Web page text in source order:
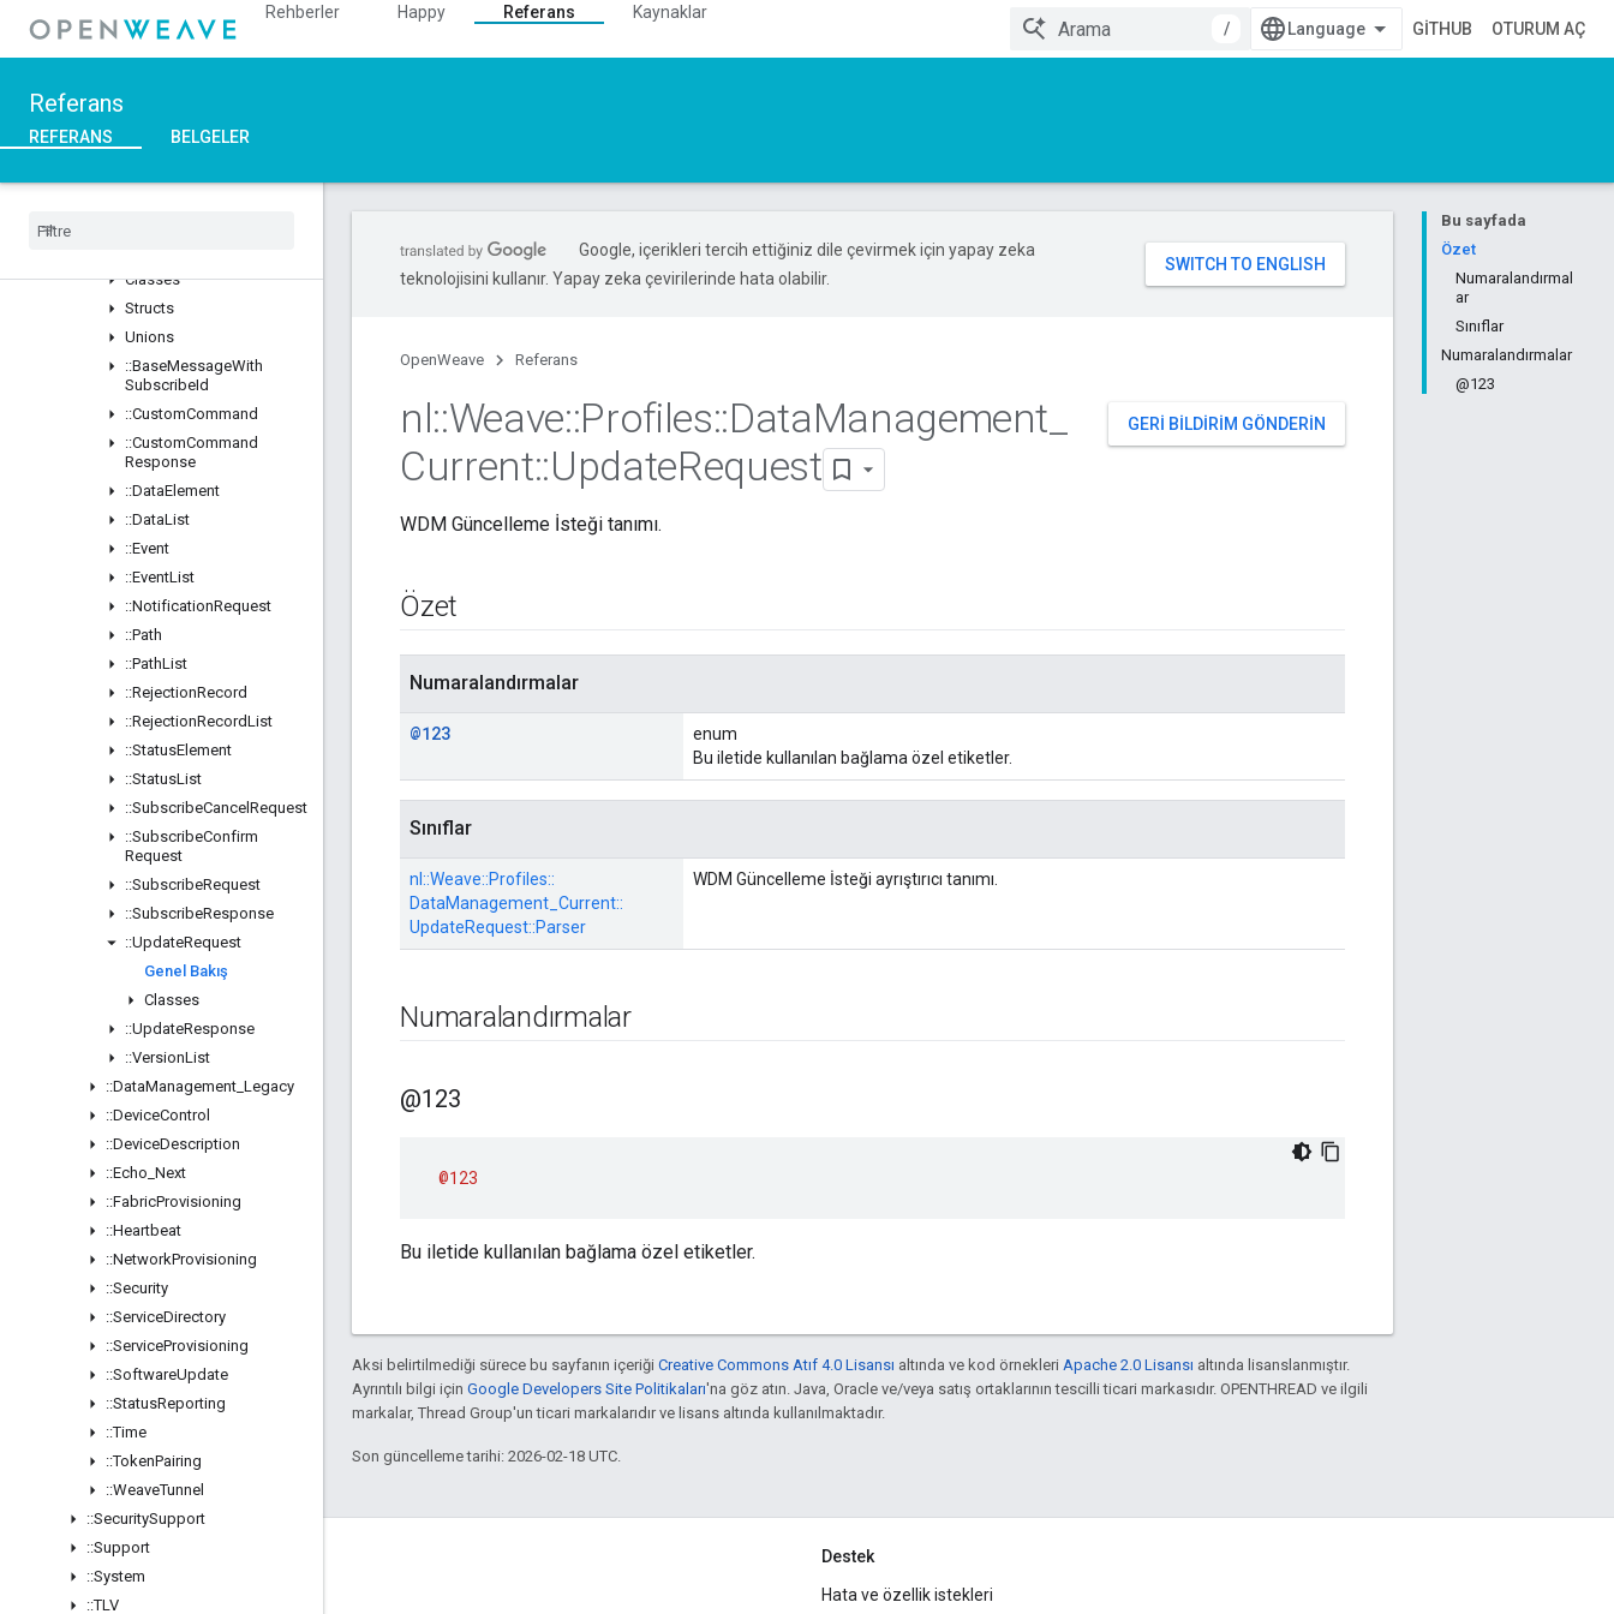
Rehberler Happy Referans
Kaynaklar
/
GITHUB OTURUM AÇ
Referans
REFERANS BELGELER
::DeviceManager
Classes
::BDX_Current
Classes
Structs
Unions
::BaseMessageWith
SubscribeId
::CustomCommand
::CustomCommand
Response
::DataElement
::DataList
::Event
::EventList
::NotificationRequest
::Path
::PathList
::RejectionRecord
::RejectionRecordList
::StatusElement
::StatusList
::SubscribeCancel Request
::SubscribeConfirm
Request
::SubscribeRequest
::SubscribeResponse
::UpdateRequest
Genel Bakış
Classes
::UpdateResponse
::VersionList
::DataManagement Legacy
::DeviceControl
::DeviceDescription
::Echo Next
::FabricProvisioning
::Heartbeat
::NetworkProvisioning
::Security
::ServiceDirectory
::ServiceProvisioning
::SoftwareUpdate
::StatusReporting
::Time
::TokenPairing
::WeaveTunnel
::SecuritySupport
::Support
::System
::TLV
Bu sayfada
Özet
Numaralandırmal
ar
Sınıflar
Numaralandırmalar
@123
Google, içerikleri tercih ettiğiniz dile çevirmek için yapay zeka
teknolojisini kullanır. Yapay zeka çevirilerinde hata olabilir.
OpenWeave Referans
GERI BILDIRIM GÖNDERIN
nl::Weave::Profiles::DataManagement
Current::UpdateRequest
WDM Güncelleme İsteği tanımı.
Özet
Numaralandırmalar
@123
enum
Bu iletide kullanılan bağlama özel etiketler.
Sınıflar
nl::Weave::Profiles::
DataManagement_Current::
UpdateRequest::Parser
WDM Güncelleme İsteği ayrıştırıcı tanımı.
Numaralandırmalar
@123
@123
Bu iletide kullanılan bağlama özel etiketler.
Aksi belirtilmediği sürece bu sayfanın içeriği Creative Commons Atıf 4.0 Lisansı altında ve kod örnekleri Apache 2.0 Lisansı altında lisanslanmıştır.
Ayrıntılı bilgi için Google Developers Site Politikaları'na göz atın. Java, Oracle ve/veya satış ortaklarının tescilli ticari markasıdır. OPENTHREAD ve ilgili
markalar, Thread Group'un ticari markalarıdır ve lisans altında kullanılmaktadır.
Son güncelleme tarihi: 2026-02-18 UTC.
GitHub
Destek
Hata ve özellik istekleri